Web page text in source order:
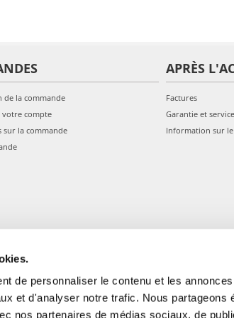
de personnaliser le contenu et les
et d'analyser notre trafic. Nous partageons
nos partenaires de médias sociaux, de
de la commande
votre compte
la commande
APRÈS
Factures
Garantie et service
Information sur